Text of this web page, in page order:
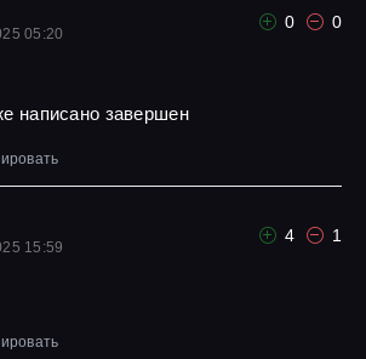
05:20
0 0
написано завершен
15:59
4 1